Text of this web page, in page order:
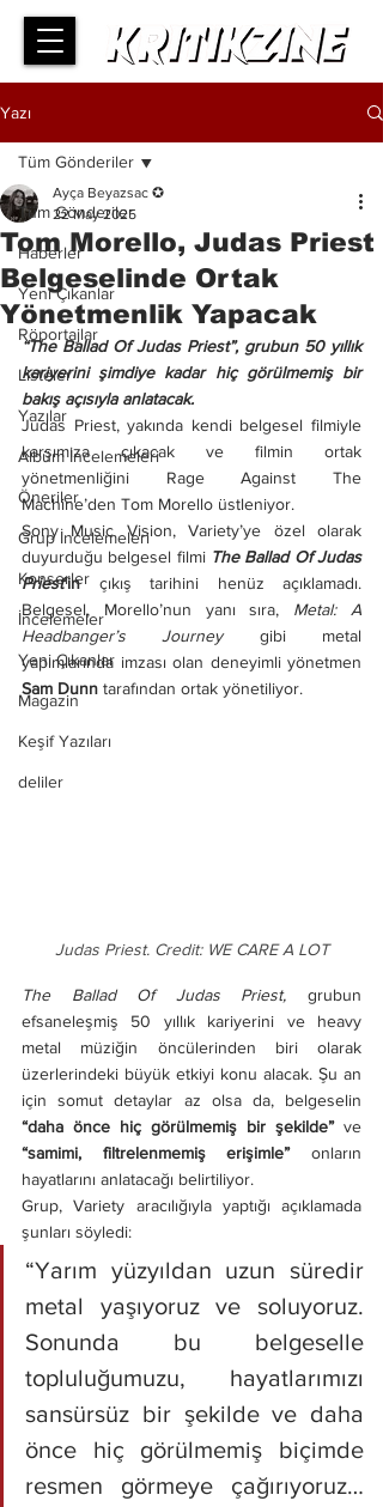
Yazı
Tüm Gönderiler
Haberler
Yeni Çıkanlar
Röportajlar
Listeler
Yazılar
Albüm İncelemeleri
Öneriler
Grup İncelemeleri
Konserler
İncelemeler
Yeni Çıkanlar
Magazin
Keşif Yazıları
deliler
Tüm Gönderiler
Tom Morello, Judas Priest
Belgeselinde Ortak
Yönetmenlik Yapacak
Ayça Beyazsac ✪
22 May 2025
“The Ballad Of Judas Priest”, grubun 50 yıllık
kariyerini şimdiye kadar hiç görülmemiş bir
bakış açısıyla anlatacak.
Judas Priest, yakında kendi belgesel filmiyle
karşımıza çıkacak ve filmin ortak
yönetmenliğini Rage Against The
Machine’den Tom Morello üstleniyor.
Sony Music Vision, Variety’ye özel olarak
duyurduğu belgesel filmi The Ballad Of Judas
Priest’in çıkış tarihini henüz açıklamadı.
Belgesel, Morello’nun yanı sıra, Metal: A
Headbanger’s Journey gibi metal
Sam Dunn tarafından ortak yönetiliyor.
Judas Priest. Credit: WE CARE A LOT
The Ballad Of Judas Priest, grubun
efsaneleşmiş 50 yıllık kariyerini ve heavy
metal müziğin öncülerinden biri olarak
üzerlerindeki büyük etkiyi konu alacak. Şu an
“daha önce hiç görülmemiş bir şekilde”
“samimi, filtrelenmemiş erişimle” onların
hayatlarını anlatacağı belirtiliyor.
Grup, Variety aracılığıyla yaptığı açıklamada
şunları söyledi:
“Yarım yüzyıldan uzun süredir
metal yaşıyoruz ve soluyoruz.
Sonunda bu belgeselle
topluluğumuzu, hayatlarımızı
sansürsüz bir şekilde ve daha
önce hiç görülmemiş biçimde
resmen görmeye çağırıyoruz…